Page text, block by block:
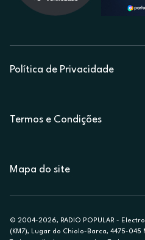
Política de Privacidade
Termos e Condições
Mapa do site
© 2004-2026, RADIO POPULAR -
(KM7), Lugar do Chiolo-Barca, 4475-045